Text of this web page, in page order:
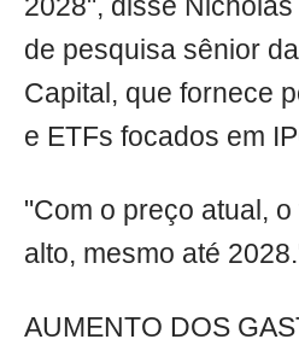
2028", disse
de pesquisa sênior
Capital, que fornece
e ETFs focados em
"Com o preço atual,
alto, mesmo até
AUMENTO DOS